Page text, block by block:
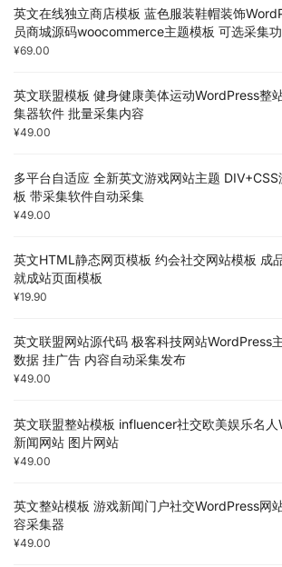
英文在线独立商店模板 蓝色服装鞋帽装饰
员商城源码woocommerce主题模板 可选采集
¥69.00
英文联盟模板 健身健康美体运动WordPress整
集器软件 批量采集内容
¥49.00
多平台自适应 全新英文游戏网站主题
板 带采集软件自动采集
¥49.00
英文HTML静态网页模板 约会社交网站模板 成
就成站页面模板
¥19.90
英文联盟网站源代码 极客科技网站WordPress
数据 挂广告 内容自动采集发布
¥49.00
英文联盟整站模板 influencer社交欧美娱乐名
新闻网站 图片网站
¥49.00
英文整站模板 游戏新闻门户社交WordPress网
容采集器
¥49.00